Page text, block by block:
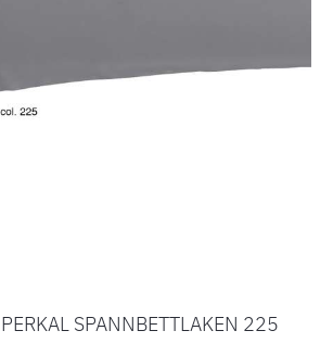
SPANNBETTLAKEN 225